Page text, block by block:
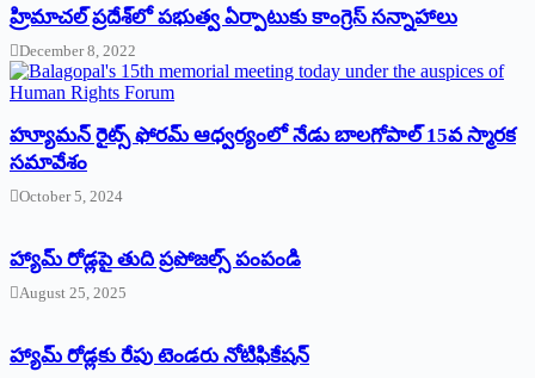
‌హ్రిమాచల్‌ ‌ప్రదేశ్‌లో పభుత్వ ఏర్పాటుకు కాంగ్రెస్‌ ‌సన్నాహాలు
December 8, 2022
హ్యూమన్‌ రైట్స్‌ ఫోరమ్‌ ఆధ్వర్యంలో నేడు బాలగోపాల్‌ 15వ స్మారక
సమావేశం
October 5, 2024
హ్యామ్‌ రోడ్లపై తుది ప్రపోజల్స్‌ పంపండి
August 25, 2025
హ్యామ్‌ రోడ్లకు రేపు టెండరు నోటిఫికేషన్‌